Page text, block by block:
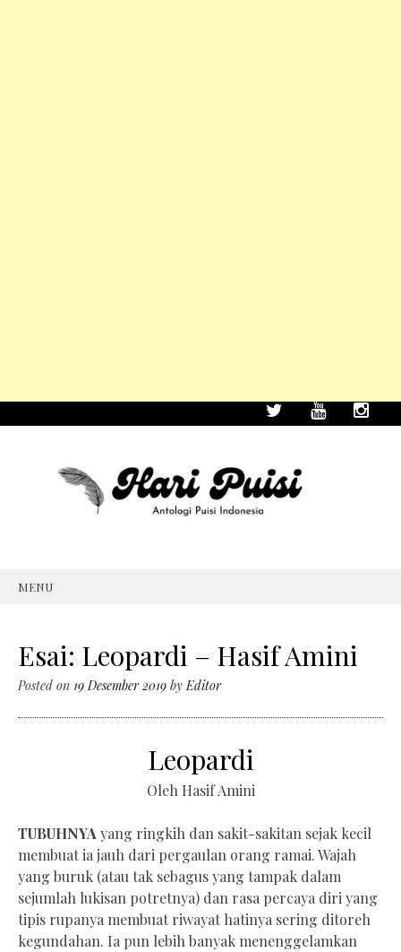
MENU
Esai: Leopardi – Hasif Amini
Posted on 19 Desember 2019 byEditor
Leopardi
Oleh Hasif Amini
TUBUHNYA yang ringkih dan sakit-sakitan sejak kecil
membuat ia jauh dari pergaulan orang ramai. Wajah
yang buruk (atau tak sebagus yang tampak dalam
sejumlah lukisan potretnya) dan rasa percaya diri yang
tipis rupanya membuat riwayat hatinya sering ditoreh
kegundahan. Ia pun lebih banyak menenggelamkan